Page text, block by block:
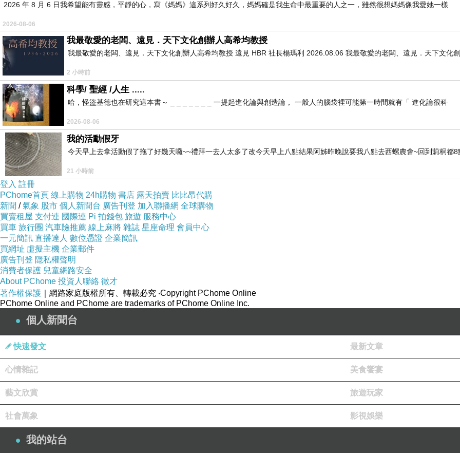
中午的我們真的很餓也很冷，詢問小君是否有好吃的火鍋店，她說：「花蓮的火鍋都很一般」。此時她想
2026 年 8 月 6 日我希望能有靈感，平靜的心，寫《媽媽》這系列好久好久，媽媽確是我生命中最重要的人之一，雖然很想媽媽像我愛她一樣
2026-08-06
我最敬愛的老闆、遠見．天下文化創辦人高希均教授
我最敬愛的老闆、遠見．天下文化創辦人高希均教授 遠見 HBR 社長楊瑪利 2026.08.06 我最敬愛的老闆、遠見．天下文化
2 小時前
科學/ 聖經 /人生 .....
哈，怪盜基德也在研究這本書～ _ _ _ _ _ _ _ 一提起進化論與創造論， 一般人的腦袋裡可能第一時間就有「 進化論很科
2026-08-06
我的活動假牙
今天早上去拿活動假了拖了好幾天囉~~禮拜一去人太多了改今天早上八點結果阿姊昨晚說要我八點去西螺農會~回到莿桐都8
21 小時前
登入 註冊
PChome首頁 線上購物 24h購物 書店 露天拍賣 比比昂代購
新聞 /氣象 股市 個人新聞台 廣告刊登 加入聯播網 全球購物
買賣租屋 支付連 國際連 Pi 拍錢包 旅遊 服務中心
買車 旅行團 汽車險推薦 線上麻將 雜誌 星座命理 會員中心
一元簡訊 直播達人 數位憑證 企業簡訊
買網址 虛擬主機 企業郵件
廣告刊登 隱私權聲明
消費者保護 兒童網路安全
About PChome 投資人聯絡 徵才
著作權保護 ｜網路家庭版權所有、轉載必究 ‧Copyright PChome Online
PChome Online and PChome are trademarks of PChome Online Inc.
個人新聞台
快速發文 最新文章
心情雜記 美食饗宴
藝文欣賞 旅遊玩家
社會萬象 影視娛樂
我的站台